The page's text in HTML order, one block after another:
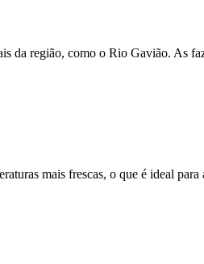
da região, como o Rio Gavião. As
mais frescas, o que é ideal para